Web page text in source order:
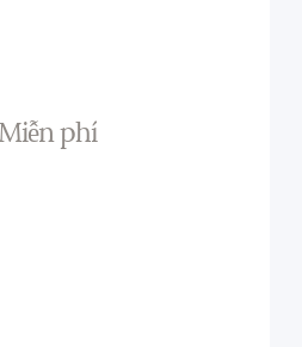
Miễn phí